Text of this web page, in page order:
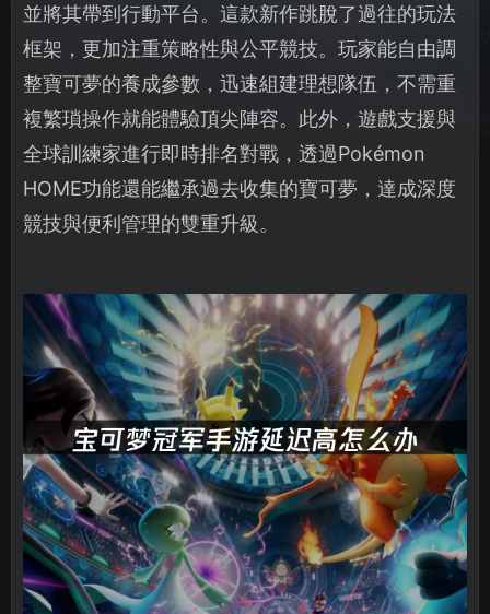
並將其帶到行動平台。這款新作跳脫了過往的玩法
框架，更加注重策略性與公平競技。玩家能自由調
整寶可夢的養成參數，迅速組建理想隊伍，不需重
複繁瑣操作就能體驗頂尖陣容。此外，遊戲支援與
全球訓練家進行即時排名對戰，透過Pokémon
HOME功能還能繼承過去收集的寶可夢，達成深度
競技與便利管理的雙重升級。